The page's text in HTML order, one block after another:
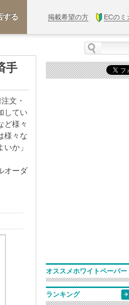
する 掲載希望の方 ECのミ
手
文・
してい
ど様々
様々な
か」
オーダ
オススメホワイトペーパー
ランキング